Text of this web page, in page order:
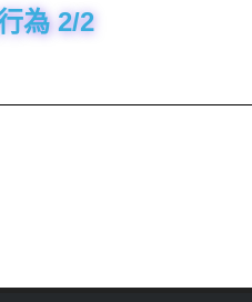
為 2/2